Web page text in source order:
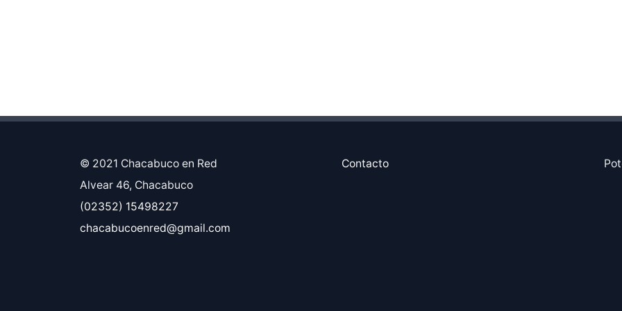
© 2021 Chacabuco en Red
Alvear 46, Chacabuco
(02352) 15498227
chacabucoenred@gmail.com
Contacto